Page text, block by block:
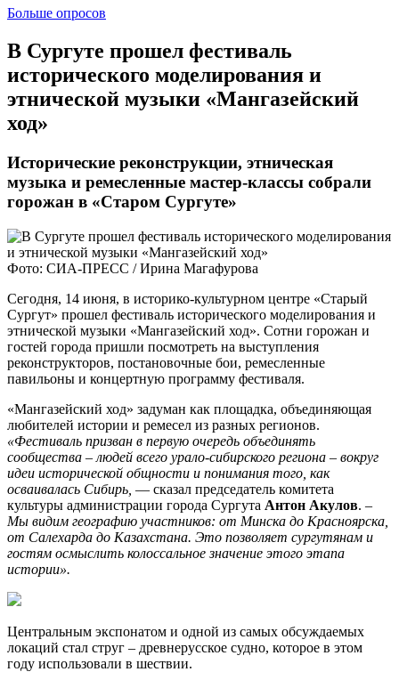
Больше опросов
​В Сургуте прошел фестиваль
исторического моделирования и
этнической музыки «Мангазейский
ход»
Исторические реконструкции, этническая
музыка и ремесленные мастер-классы собрали
горожан в «Старом Сургуте»
Фото: СИА-ПРЕСС / Ирина Магафурова
Сегодня, 14 июня, в историко-культурном центре «Старый
Сургут» прошел фестиваль исторического моделирования и
этнической музыки «Мангазейский ход». Сотни горожан и
гостей города пришли посмотреть на выступления
реконструкторов, постановочные бои, ремесленные
павильоны и концертную программу фестиваля.
«Мангазейский ход» задуман как площадка, объединяющая
любителей истории и ремесел из разных регионов.
«Фестиваль призван в первую очередь объединять
сообщества – людей всего урало-сибирского региона – вокруг
идеи исторической общности и понимания того, как
осваивалась Сибирь, — сказал председатель комитета
культуры администрации города Сургута Антон Акулов. –
Мы видим географию участников: от Минска до Красноярска,
от Салехарда до Казахстана. Это позволяет сургутянам и
гостям осмыслить колоссальное значение этого этапа
истории».
Центральным экспонатом и одной из самых обсуждаемых
локаций стал струг – древнерусское судно, которое в этом
году использовали в шествии.